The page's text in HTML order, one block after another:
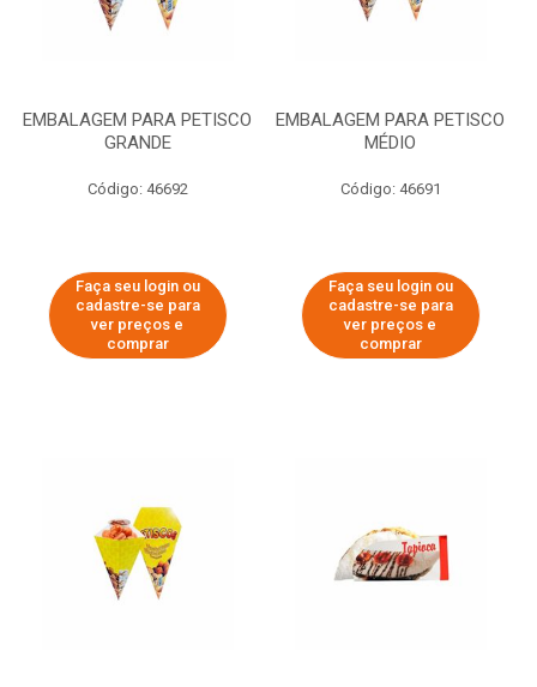
EMBALAGEM PARA PETISCO
GRANDE
Código: 46692
Faça seu login ou
cadastre-se para
ver preços e
comprar
EMBALAGEM PARA PETISCO
MÉDIO
Código: 46691
Faça seu login ou
cadastre-se para
ver preços e
comprar